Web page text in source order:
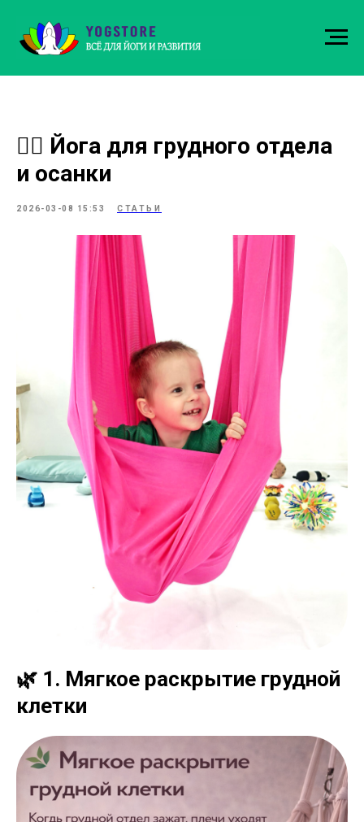
🧘‍♀️ Йога для грудного отдела
и осанки
2026-03-08 15:53 СТАТЬИ
🌿 1. Мягкое раскрытие грудной
клетки